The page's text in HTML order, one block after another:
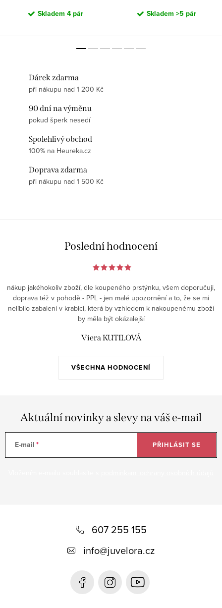
Skladem 4 pár Skladem >5 pár
Dárek zdarma
při nákupu nad 1 200 Kč
90 dní na výměnu
pokud šperk nesedí
Spolehlivý obchod
100% na Heureka.cz
Doprava zdarma
při nákupu nad 1 500 Kč
Poslední hodnocení
VŠECHNA HODNOCENÍ
nákup jakéhokoliv zboží, dle koupeného prstýnku, všem doporučuji,
doprava též v pohodě - PPL - jen malé upozornění a to, že se mi
nelíbilo zabalení v krabici, která by vzhledem k nakoupenému zboží
by měla být okázalejší
Viera KUTILOVÁ
Aktuální novinky a slevy na váš e-mail
E-mail PŘIHLÁSIT SE
607 255 155
info@juvelora.cz